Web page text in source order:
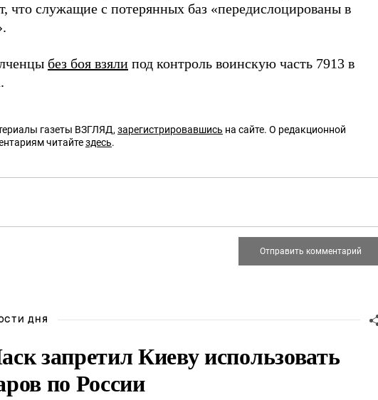
что служащие с потерянных баз «передислоцированы в
без боя взяли под контроль воинскую часть 7913 в
газеты ВЗГЛЯД, зарегистрировавшись на сайте. О редакционной
читайтездесь.
ДНЯ
запретил Киеву использовать
по России